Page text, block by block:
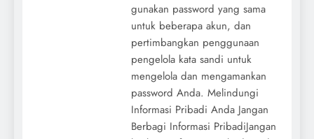
gunakan password yang sama
untuk beberapa akun, dan
pertimbangkan penggunaan
pengelola kata sandi untuk
mengelola dan mengamankan
password Anda. Melindungi
Informasi Pribadi Anda Jangan
Berbagi Informasi PribadiJangan